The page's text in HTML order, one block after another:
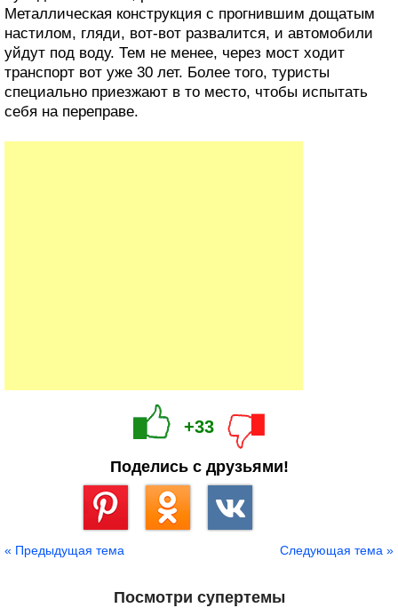
Металлическая конструкция с прогнившим дощатым
настилом, гляди, вот-вот развалится, и автомобили
уйдут под воду. Тем не менее, через мост ходит
транспорт вот уже 30 лет. Более того, туристы
специально приезжают в то место, чтобы испытать
себя на переправе.
+33
Поделись с друзьями!
« Предыдущая тема Следующая тема »
Посмотри супертемы